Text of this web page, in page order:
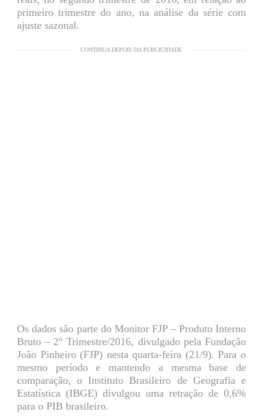
primeiro trimestre do ano, na análise da série com
ajuste sazonal.
CONTINUA DEPOIS DA PUBLICIDADE
Os dados são parte do Monitor FJP – Produto Interno
Bruto – 2° Trimestre/2016, divulgado pela Fundação
João Pinheiro (FJP) nesta quarta-feira (21/9). Para o
mesmo período e mantendo a mesma base de
comparação, o Instituto Brasileiro de Geografia e
Estatística (IBGE) divulgou uma retração de 0,6%
para o PIB brasileiro.